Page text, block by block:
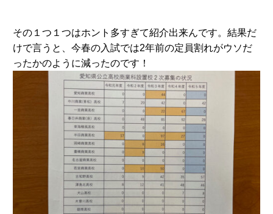
その１つ１つはホント多すぎて紹介出来んです。結果だ
けで言うと、今春の入試では2年前の定員割れがウソだ
ったかのように減ったのです！